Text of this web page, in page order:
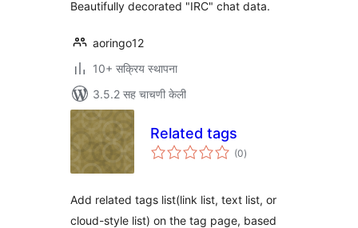
Beautifully decorated "IRC" chat data.
aoringo12
10+ सक्रिय स्थापना
3.5.2 सह चाचणी केली
Related tags
(0एकूण
मूल्यांकन
)
Add related tags list(link list, text list, or
cloud-style list) on the tag page, based